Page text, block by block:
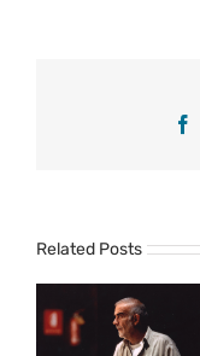
Related Posts